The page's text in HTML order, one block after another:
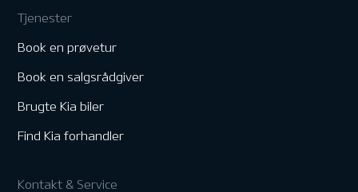
Tjenester
Book en prøvetur
Book en salgsrådgiver
Brugte Kia biler
Find Kia forhandler
Kontakt & Service